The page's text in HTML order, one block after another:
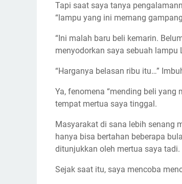
Tapi saat saya tanya
“lampu yang ini memang
“Ini malah baru beli kemarin.
menyodorkan saya sebuah lampu
“Harganya belasan ribu itu…”
Ya, fenomena “mending beli
tempat mertua saya tinggal.
Masyarakat di sana lebih senang
hanya bisa bertahan beberapa
ditunjukkan oleh mertua saya tadi.
Sejak saat itu, saya mencoba